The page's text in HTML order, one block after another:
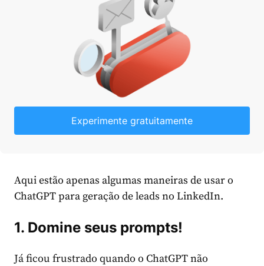
Experimente gratuitamente
Aqui estão apenas algumas maneiras de usar o
ChatGPT para geração de leads no LinkedIn.
1. Domine seus prompts!
Já ficou frustrado quando o ChatGPT não